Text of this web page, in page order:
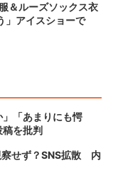
＆ルーズソックス衣
アイスショーで
「あまりにも愕
を批判
察せず？SNS拡散 内